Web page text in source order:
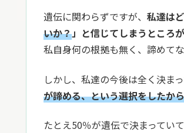
遺伝に関わらずですが、 私達は
いか？」と信じてしまうところが
私自身何の根拠も無く、諦めて
しかし、私達の今後は全く決ま
が諦める、という選択をしたか
たとえ50％が遺伝で決まってい